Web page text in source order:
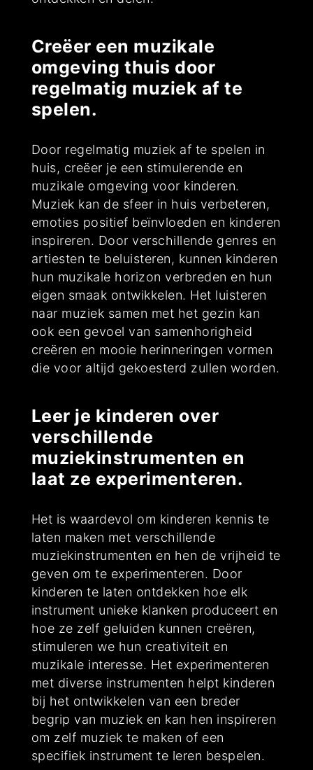
Creëer een muzikale
omgeving thuis door
regelmatig muziek af te
spelen.
Door regelmatig muziek af te spelen in
huis, creëer je een stimulerende en
muzikale omgeving voor kinderen.
Muziek kan de sfeer in huis verbeteren,
emoties positief beïnvloeden en kinderen
inspireren. Door verschillende genres en
artiesten te beluisteren, kunnen kinderen
hun muzikale horizon verbreden en hun
eigen smaak ontwikkelen. Het luisteren
naar muziek samen met het gezin kan
ook een gevoel van samenhorigheid
creëren en mooie herinneringen vormen
die voor altijd gekoesterd zullen worden.
Leer je kinderen over
verschillende
muziekinstrumenten en
laat ze experimenteren.
Het is waardevol om kinderen kennis te
laten maken met verschillende
muziekinstrumenten en hen de vrijheid te
geven om te experimenteren. Door
kinderen te laten ontdekken hoe elk
instrument unieke klanken produceert en
hoe ze zelf geluiden kunnen creëren,
stimuleren we hun creativiteit en
muzikale interesse. Het experimenteren
met diverse instrumenten helpt kinderen
bij het ontwikkelen van een breder
begrip van muziek en kan hen inspireren
om zelf muziek te maken of een
specifiek instrument te leren bespelen.